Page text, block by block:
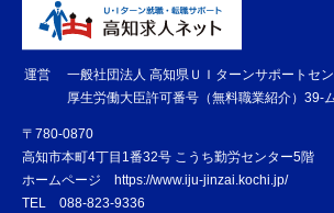
運営
一般社団法人 高知県ＵＩターンサポートセ
厚生労働大臣許可番号（無料職業紹介）39-
〒780-0870
高知市本町4丁目1番32号 こうち勤労センター5階
ホームページ https://www.iju-jinzai.kochi.jp/
TEL 088-823-9336